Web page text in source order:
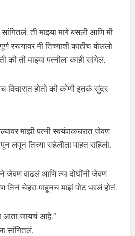
ती माझ्या मागे बसली आणि मी
रस्त्यावर मी तिच्याशी काहीच बोललो
की ती माझ्या पत्नीला काही सांगेल.
विचारात होतो की कोणी इतकं सुंदर
माझी पत्नी स्वयंपाकघरात जेवण
लपून तिच्या सहेलीला पाहत राहिलो.
जेवण वाढलं आणि त्या दोघींनी जेवण
तिचं चेहरा पाहूनच माझं पोट भरलं होतं.
आता जायचं आहे.”
सांगितलं.